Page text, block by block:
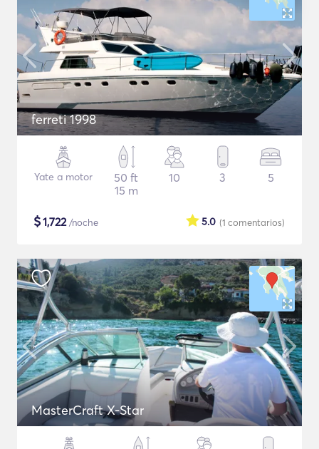
ferreti 1998
Yate a motor
50 ft
15 m
10 3 5
$1,722/noche (1 comentarios)
5.0
MasterCraft X-Star